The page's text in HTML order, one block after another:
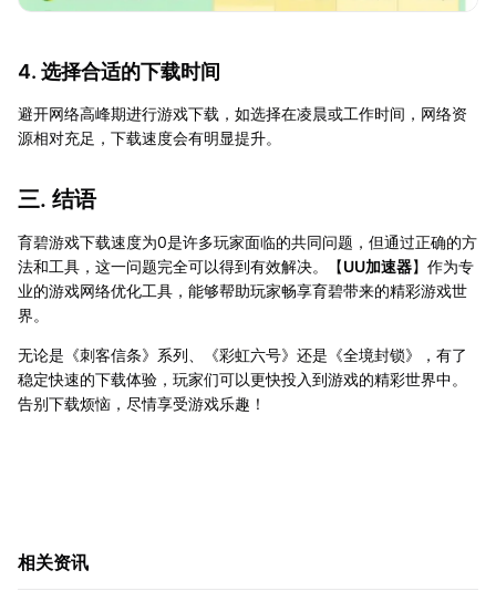
4. 选择合适的下载时间
避开网络高峰期进行游戏下载，如选择在凌晨或工作时间，网络资
源相对充足，下载速度会有明显提升。
三. 结语
育碧游戏下载速度为0是许多玩家面临的共同问题，但通过正确的方
法和工具，这一问题完全可以得到有效解决。【UU加速器】作为专
业的游戏网络优化工具，能够帮助玩家畅享育碧带来的精彩游戏世
界。
无论是《刺客信条》系列、《彩虹六号》还是《全境封锁》，有了
稳定快速的下载体验，玩家们可以更快投入到游戏的精彩世界中。
告别下载烦恼，尽情享受游戏乐趣！
相关资讯